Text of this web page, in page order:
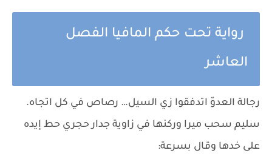
رواية تحت حكم المافيا الفصل
العاشر
رجالة العدوّ اتدفقوا زي السيل… رصاص في كل اتجاه.
سليم سحب ميرا وركنها في زاوية جدار حجري حط إيده
على خدها وقال بسرعة: